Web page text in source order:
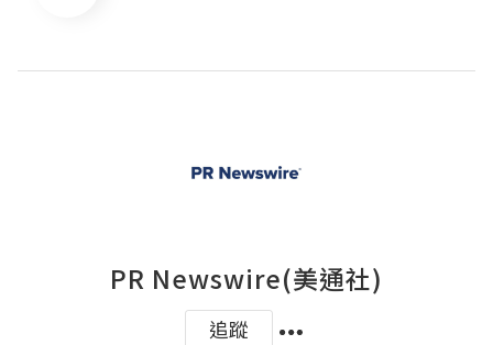
PR Newswire(美通社)
追蹤